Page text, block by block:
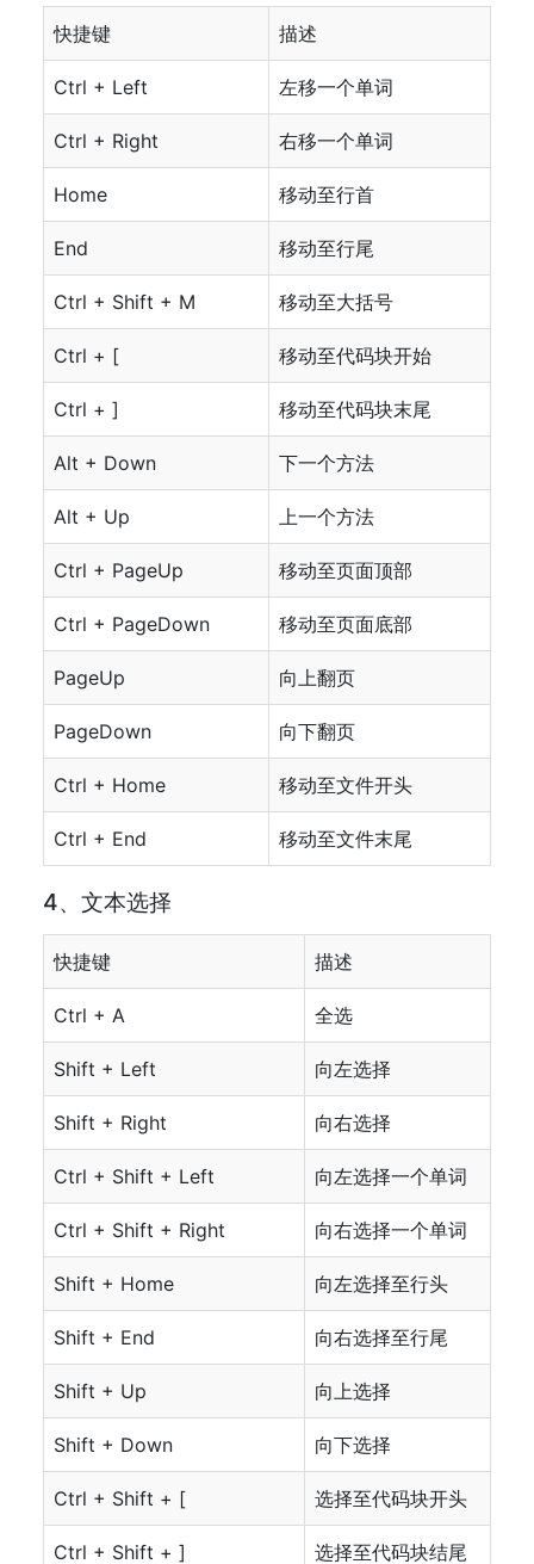
快捷键 描述
Ctrl + Left 左移一个单词
Ctrl + Right 右移一个单词
Home 移动至行首
End 移动至行尾
Ctrl + Shift + M 移动至大括号
Ctrl + [ 移动至代码块开始
Ctrl + ] 移动至代码块末尾
Alt + Down 下一个方法
Alt + Up 上一个方法
Ctrl + PageUp 移动至页面顶部
Ctrl + PageDown 移动至页面底部
PageUp 向上翻页
PageDown 向下翻页
Ctrl + Home 移动至文件开头
Ctrl + End 移动至文件末尾
4、文本选择
快捷键 描述
Ctrl + A 全选
Shift + Left 向左选择
Shift + Right 向右选择
Ctrl + Shift + Left 向左选择一个单词
Ctrl + Shift + Right 向右选择一个单词
Shift + Home 向左选择至行头
Shift + End 向右选择至行尾
Shift + Up 向上选择
Shift + Down 向下选择
Ctrl + Shift + [ 选择至代码块开头
Ctrl + Shift + ] 选择至代码块结尾